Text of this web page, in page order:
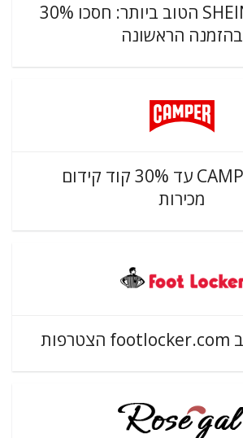
קוד הנחה SHEIN הטוב ביותר: חסכו 30%
בהזמנה הראשונה
CAMPER.com עד 30% קוד קידום
מכירות